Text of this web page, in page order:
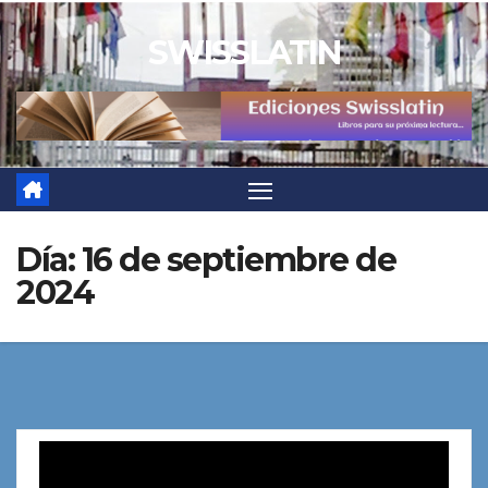
Saltar
al
contenido
SWISSLATIN
Día:16 de septiembre de
2024